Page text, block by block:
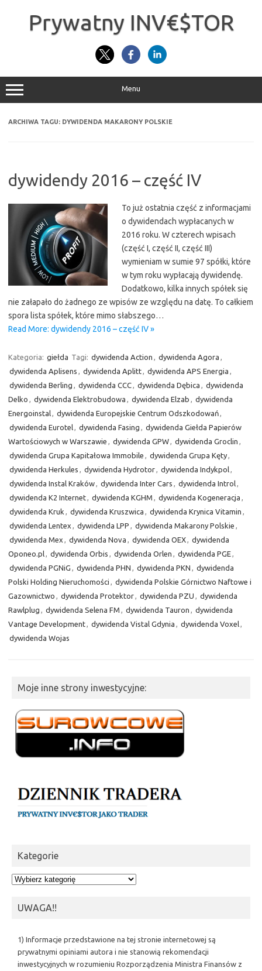
Prywatny INV€$TOR
Menu
ARCHIWA TAGU: DYWIDENDA MAKARONY POLSKIE
dywidendy 2016 – część IV
To już ostatnia część z informacjami
o dywidendach wypłacanych w
2016 roku. W czterech wpisach
(część I, część II, część III)
wymieniam w sumie 97 spółki, które
w tym roku wypłacają dywidendę.
Dodatkowo, kilka innych spółek się
nie załapało do żadnego ze wpisów ze względu na datę. To całkiem
spora lista spółek, które mimo słabszego…
Read More: dywidendy 2016 – część IV »
Kategoria: giełda Tagi: dywidenda Action , dywidenda Agora ,
dywidenda Aplisens , dywidenda Aplitt, dywidenda APS Energia ,
dywidenda Berling , dywidenda CCC, dywidenda Dębica , dywidenda
Delko , dywidenda Elektrobudowa , dywidenda Elzab , dywidenda
Energoinstal, dywidenda Europejskie Centrum Odszkodowań,
dywidenda Eurotel, dywidenda Fasing , dywidenda Giełda Papierów
Wartościowych w Warszawie , dywidenda GPW, dywidenda Groclin ,
dywidenda Grupa Kapitałowa Immobile , dywidenda Grupa Kęty,
dywidenda Herkules , dywidenda Hydrotor, dywidenda Indykpol,
dywidenda Instal Kraków, dywidenda Inter Cars , dywidenda Introl,
dywidenda K2 Internet, dywidenda KGHM , dywidenda Kogeneracja ,
dywidenda Kruk , dywidenda Kruszwica , dywidenda Krynica Vitamin ,
dywidenda Lentex , dywidenda LPP , dywidenda Makarony Polskie ,
dywidenda Mex , dywidenda Nova , dywidenda OEX, dywidenda
Oponeo.pl, dywidenda Orbis , dywidenda Orlen , dywidenda PGE,
dywidenda PGNiG , dywidenda PHN , dywidenda PKN , dywidenda
Polski Holding Nieruchomości , dywidenda Polskie Górnictwo Naftowe i
Gazownictwo , dywidenda Protektor, dywidenda PZU , dywidenda
Rawlplug , dywidenda Selena FM , dywidenda Tauron , dywidenda
Vantage Development, dywidenda Vistal Gdynia , dywidenda Voxel,
dywidenda Wojas
Moje inne strony inwestycyjne:
Kategorie
Kategorie
UWAGA!!
1) Informacje przedstawione na tej stronie internetowej są
prywatnymi opiniami autora i nie stanowią rekomendacji
inwestycyjnych w rozumieniu Rozporządzenia Ministra Finansów z